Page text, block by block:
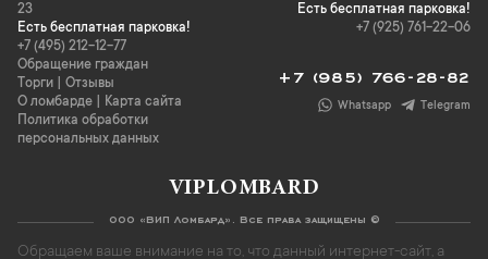
23
Есть бесплатная парковка!
+7 (495) 212-12-77
Обращение граждан
Торги
Отзывы
О ломбарде
Карта сайта
Политика обработки
персональных данных
Есть бесплатная парковка!
+7 (925) 761-22-06
+7 (985) 766-28-82
Whatsapp Telegram
VIPLOMBARD
ООО «ВИП Ломбард». Все права защищены ©
Обращаем ваше внимание на то, что данный интернет-сайт, а